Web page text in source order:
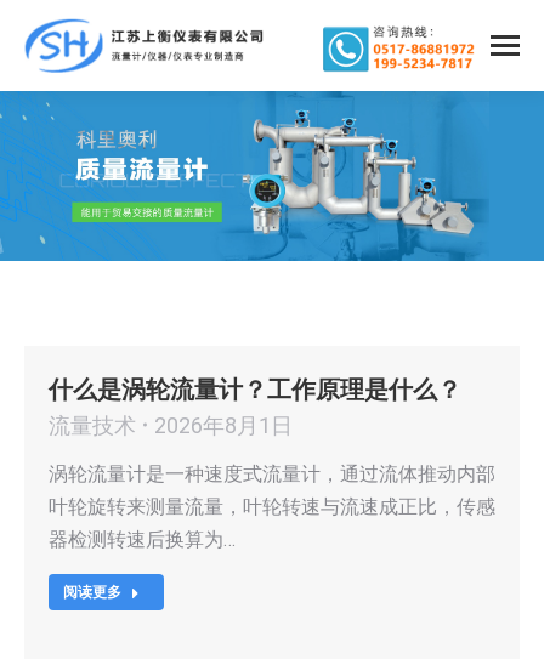
什么是涡轮流量计？工作原理是什么？
流量技术 2026年8月1日
涡轮流量计是一种速度式流量计，通过流体推动内部
叶轮旋转来测量流量，叶轮转速与流速成正比，传感
器检测转速后换算为…
阅读更多